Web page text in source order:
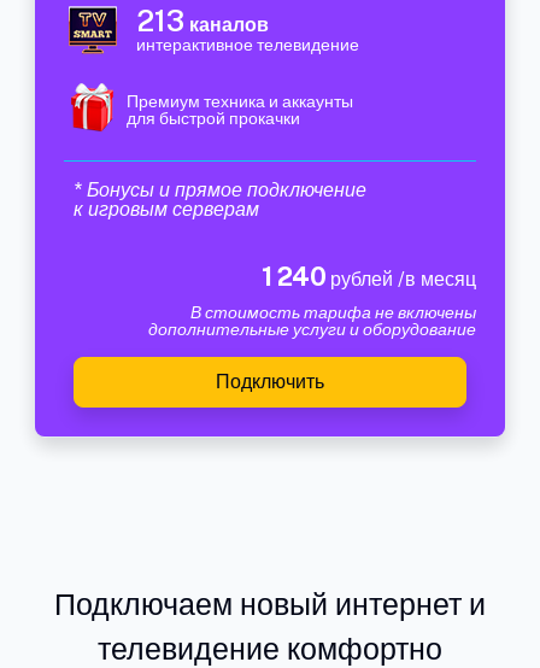
213 каналов
интерактивное телевидение
Премиум техника и аккаунты
для быстрой прокачки
* Бонусы и прямое подключение
к игровым серверам
1 240 рублей /в месяц
В стоимость тарифа не включены
дополнительные услуги и оборудование
Подключить
Подключаем новый интернет и
телевидение комфортно